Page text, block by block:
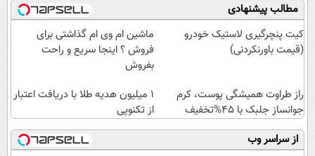
مطالب پیشنهادی
کیت پنچرگیری لاستیک خودرو
(قیمت باورنکردنی)
ماشین ام وی ام گذاشتی برای
فروش ؟ اینجا سریع و راحت
بفروش
راز طراوت همیشگی پوست، کرم
جوانساز جلبک با 45%تخفیف
1 میلیون هدیه طلا با دریافت اعتبار
از تکنوپی
از سراسر وب